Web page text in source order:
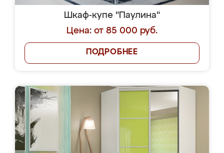
Шкаф-купе "Паулина"
Цена: от 85 000 руб.
ПОДРОБНЕЕ